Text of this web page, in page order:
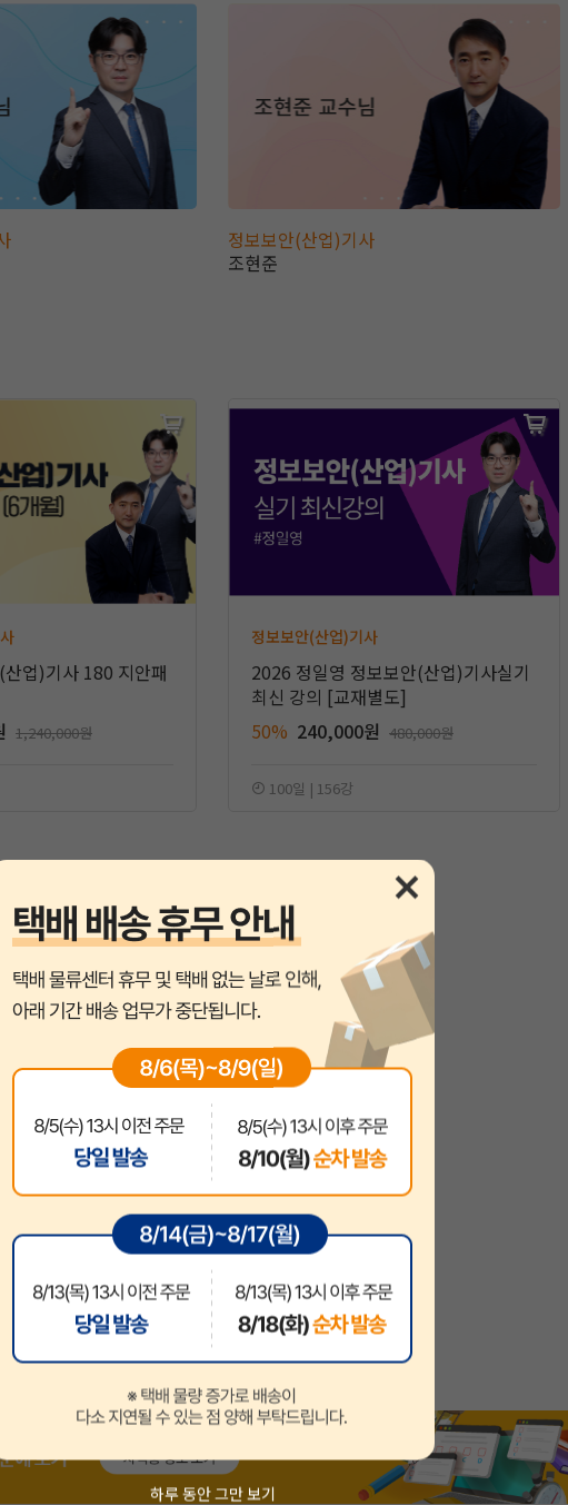
하루 동안 그만 보기
정보보안(산업)기사
조현준
업)기사 180 지안패
1,240,000원
정보보안(산업)기사
2026 정일영 정보보안(산업)기사실기
최신 강의 [교재별도]
50% 240,000원 480,000원
100일 | 156강
보안기사(산업기사)
1200제 [10%할인]
현준 저자